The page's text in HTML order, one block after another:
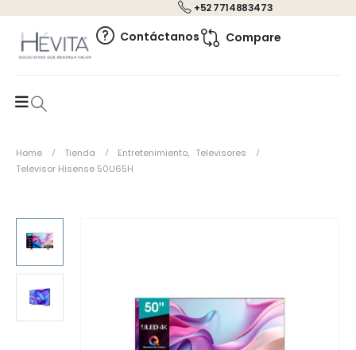
+52 7714883473
Contáctanos Compare
Home Tienda Entretenimiento, Televisores
Televisor Hisense 50U65H